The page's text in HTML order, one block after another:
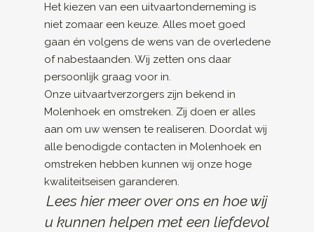
Het kiezen van een uitvaartonderneming is
niet zomaar een keuze. Alles moet goed
gaan én volgens de wens van de overledene
of nabestaanden. Wij zetten ons daar
persoonlijk graag voor in.
Onze uitvaartverzorgers zijn bekend in
Molenhoek en omstreken. Zij doen er alles
aan om uw wensen te realiseren. Doordat wij
alle benodigde contacten in Molenhoek en
omstreken hebben kunnen wij onze hoge
kwaliteitseisen garanderen.
Lees hier meer over ons en hoe wij
u kunnen helpen met een liefdevol